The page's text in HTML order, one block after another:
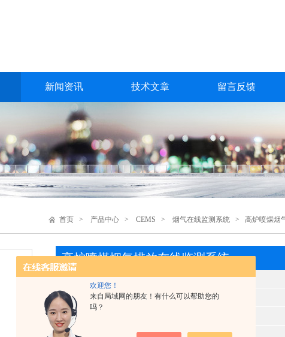
欢迎您！
来自局域网的朋友！有什么可以帮助您的
吗？
新闻资讯 技术文章 留言反馈
首页 > 产品中心 > CEMS > 烟气在线监测系统 > 高炉喷煤烟
高炉喷煤烟气排放在线监测系统
型 号
产品时间 2025-06-07
所属分类
9652